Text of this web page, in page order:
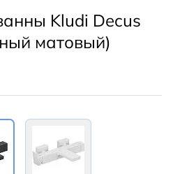
Kludi Decus
матовый)